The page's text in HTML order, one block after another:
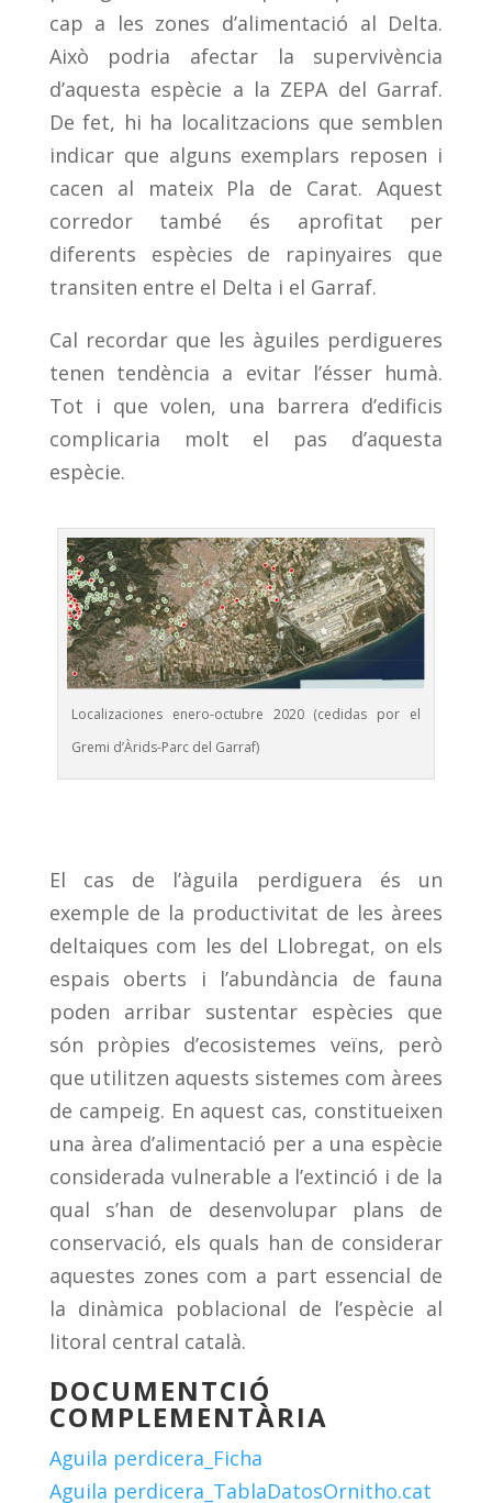
cap a les zones d’alimentació al Delta.
Això podria afectar la supervivència
d’aquesta espècie a la ZEPA del Garraf.
De fet, hi ha localitzacions que semblen
indicar que alguns exemplars reposen i
cacen al mateix Pla de Carat. Aquest
corredor també és aprofitat per
diferents espècies de rapinyaires que
transiten entre el Delta i el Garraf.
Cal recordar que les àguiles perdigueres
tenen tendència a evitar l’ésser humà.
Tot i que volen, una barrera d’edificis
complicaria molt el pas d’aquesta
espècie.
Localizaciones enero-octubre 2020 (cedidas por el
Gremi d’Àrids-Parc del Garraf)
El cas de l’àguila perdiguera és un
exemple de la productivitat de les àrees
deltaiques com les del Llobregat, on els
espais oberts i l’abundància de fauna
poden arribar sustentar espècies que
són pròpies d’ecosistemes veïns, però
que utilitzen aquests sistemes com àrees
de campeig. En aquest cas, constitueixen
una àrea d’alimentació per a una espècie
considerada vulnerable a l’extinció i de la
qual s’han de desenvolupar plans de
conservació, els quals han de considerar
aquestes zones com a part essencial de
la dinàmica poblacional de l’espècie al
litoral central català.
DOCUMENTCIÓ
COMPLEMENTÀRIA
Aguila perdicera_Ficha
Aguila perdicera_TablaDatosOrnitho.cat